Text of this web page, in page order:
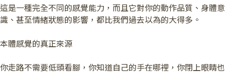
這是一種完全不同的感覺能力，而且它對你的動作品質、身體意
識、甚至情緒狀態的影響，都比我們過去以為的大得多。
本體感覺的真正來源
你走路不需要低頭看腳，你知道自己的手在哪裡，你閉上眼睛也